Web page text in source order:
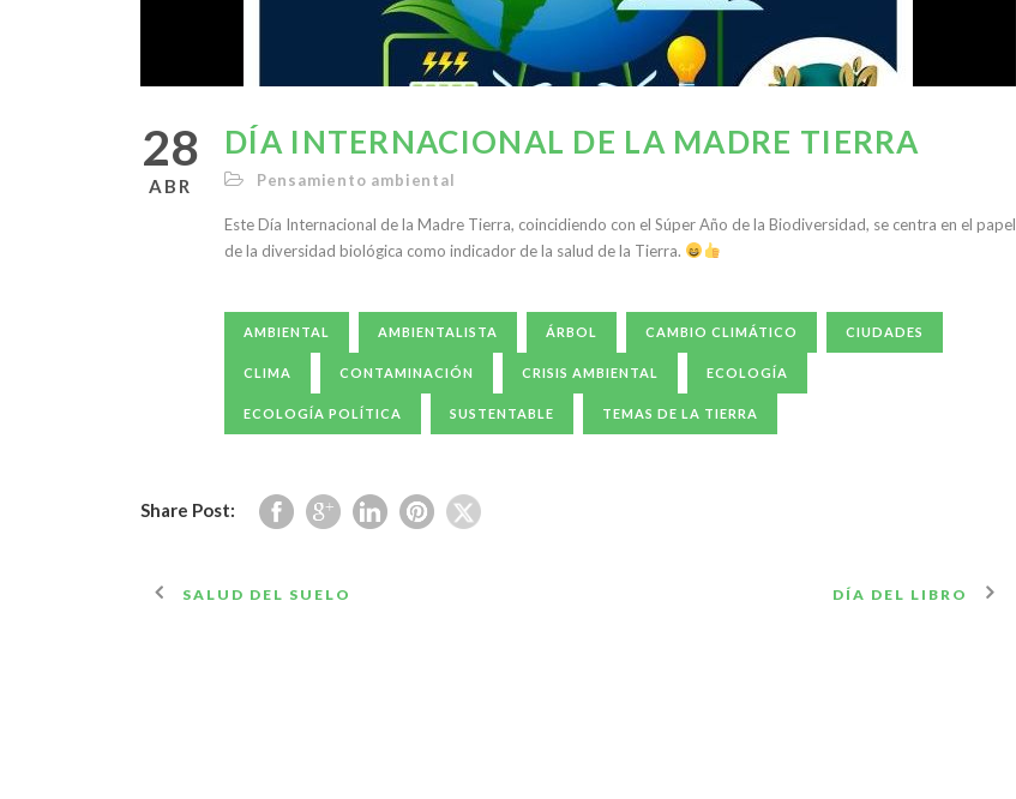
28
ABR
DÍA INTERNACIONAL DE LA MADRE TIERRA
Pensamiento ambiental
Este Día Internacional de la Madre Tierra, coincidiendo con el Súper Año de la Biodiversidad, se centra en el papel
de la diversidad biológica como indicador de la salud de la Tierra.
AMBIENTAL AMBIENTALISTA ÁRBOL CAMBIO CLIMÁTICO CIUDADES
CLIMA CONTAMINACIÓN CRISIS AMBIENTAL ECOLOGÍA
ECOLOGÍA POLÍTICA SUSTENTABLE TEMAS DE LA TIERRA
Share Post:
SALUD DEL SUELO DÍA DEL LIBRO